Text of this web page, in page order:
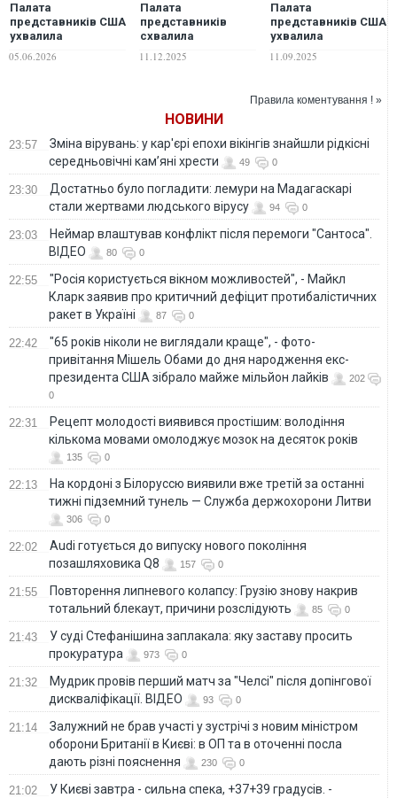
Палата
представників США
ухвалила
законопроєкт про
допомогу Україні та
05.06.2026
Палата
представників
схвалила
оборонний бюджет
США із допомогою
11.12.2025
Палата
представників США
ухвалила
законопроєкт про
оборонні витрати
передбачено $400
млн для України
11.09.2025
Правила коментування ! »
НОВИНИ
23:57
Зміна вірувань: у кар'єрі епохи вікінгів знайшли рідкісні
середньовічні кам’яні хрести
49 0
23:30
Достатньо було погладити: лемури на Мадагаскарі
стали жертвами людського вірусу
94 0
23:03
Неймар влаштував конфлікт після перемоги "Сантоса".
ВІДЕО
80 0
22:55
"Росія користується вікном можливостей", - Майкл
Кларк заявив про критичний дефіцит протибалістичних
ракет в Україні
87 0
22:42
"65 років ніколи не виглядали краще", - фото-
привітання Мішель Обами до дня народження екс-
президента США зібрало майже мільйон лайків
202
0
22:31
Рецепт молодості виявився простішим: володіння
кількома мовами омолоджує мозок на десяток років
135 0
22:13
На кордоні з Білоруссю виявили вже третій за останні
тижні підземний тунель — Служба держохорони Литви
306 0
22:02
Audi готується до випуску нового покоління
позашляховика Q8
157 0
21:55
Повторення липневого колапсу: Грузію знову накрив
тотальний блекаут, причини розслідують
85 0
21:43
У суді Стефанішина заплакала: яку заставу просить
прокуратура
973 0
21:32
Мудрик провів перший матч за "Челсі" після допінгової
дискваліфікації. ВІДЕО
93 0
21:14
Залужний не брав участі у зустрічі з новим міністром
оборони Британії в Києві: в ОП та в оточенні посла
дають різні пояснення
230 0
21:02 У Києві завтра - сильна спека, +37+39 градусів. -